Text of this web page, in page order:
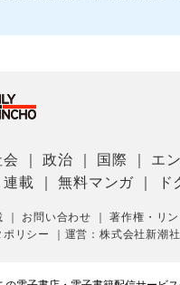
会 ｜政治 国際 エ
連載 ｜無料マンガ ド
｜ お問い合わせ ｜著作権・リン
ポリシー ｜ 運営：株式会社新潮社